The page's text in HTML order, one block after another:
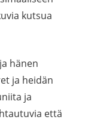
kutsua
hänen
ja heidän
ja
että